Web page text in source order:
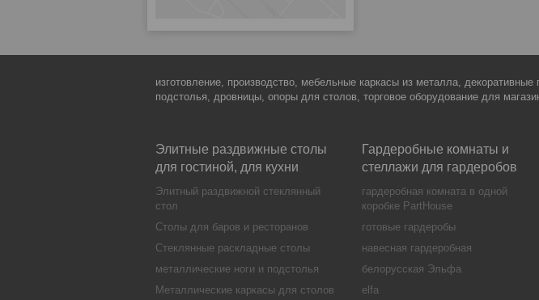
изготовление, производство, мебельные каркасы из металла,
подстолья, дровницы, опоры для столов, торговое оборудование для
Элитные раздвижные столы
для гостиной, для кухни
Элитный раздвижной стеклянный
стол
Столы для баров и ресторанов
Стеклянные раскладные столы
металлические ноги и подстолья
Металлические каркасы для столов
Гардеробные комнаты и
стеллажи для гардеробов
гардеробная комната в одной
коробке PartHouse
готовые гардеробы
навесная гардеробная
белорусская Эльфа
elfa